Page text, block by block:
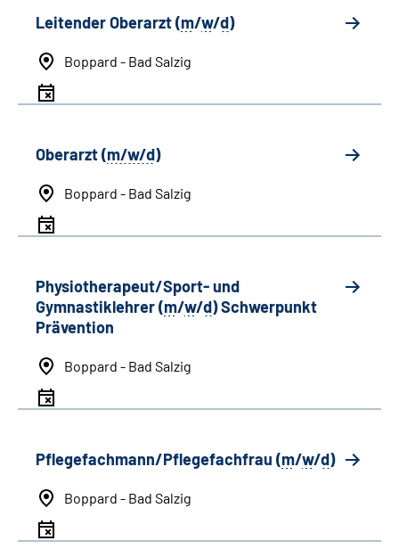
Leitender Oberarzt (m/w/d)
Boppard - Bad Salzig
Oberarzt (m/w/d)
Boppard - Bad Salzig
Physiotherapeut/Sport- und
Gymnastiklehrer (m/w/d) Schwerpunkt
Prävention
Boppard - Bad Salzig
Pflegefachmann/Pflegefachfrau (m/w/d)
Boppard - Bad Salzig